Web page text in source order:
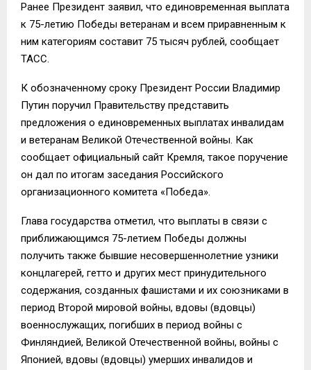
Ранее Президент заявил, что единовременная выплата
к 75-летию Победы ветеранам и всем приравненным к
ним категориям составит 75 тысяч рублей, сообщает
ТАСС.
К обозначенному сроку Президент России Владимир
Путин поручил Правительству представить
предложения о единовременных выплатах инвалидам
и ветеранам Великой Отечественной войны. Как
сообщает официальный сайт Кремля, такое поручение
он дал по итогам заседания Российского
организационного комитета «Победа».
Глава государства отметил, что выплаты в связи с
приближающимся 75-летием Победы должны
получить также бывшие несовершеннолетние узники
концлагерей, гетто и других мест принудительного
содержания, созданных фашистами и их союзниками в
период Второй мировой войны, вдовы (вдовцы)
военнослужащих, погибших в период войны с
Финляндией, Великой Отечественной войны, войны с
Японией, вдовы (вдовцы) умерших инвалидов и